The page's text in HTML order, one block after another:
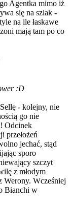
Agentka mimo iż
się na szlak -
na ile łaskawe
mają tam po co
:D
- kolejny, nie
go nie
Odcinek
przełożeń
jechać, stąd
sporo
szczyt
z młodym
Werony. Wcześniej
Bianchi w